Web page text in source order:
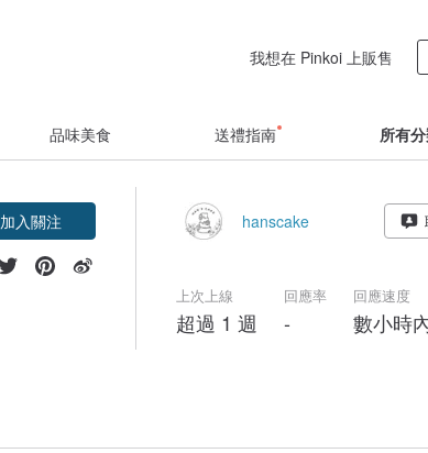
我想在 Pinkoi 上販售
品味美食 送禮指南 所有
加入關注 hanscake
上次上線
超過 1 週
回應率
-
回應速度
數小時